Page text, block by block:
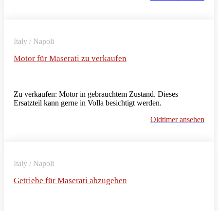
Italy / Napoli
Motor für Maserati zu verkaufen
Zu verkaufen: Motor in gebrauchtem Zustand. Dieses
Ersatzteil kann gerne in Volla besichtigt werden.
Oldtimer ansehen
Italy / Napoli
Getriebe für Maserati abzugeben